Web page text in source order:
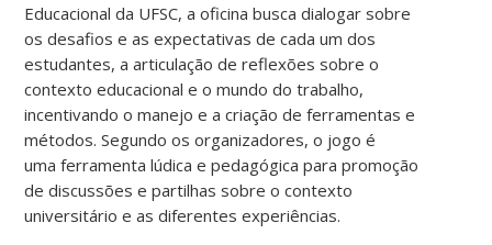
Educacional da UFSC, a oficina busca dialogar sobre
os desafios e as expectativas de cada um dos
estudantes, a articulação de reflexões sobre o
contexto educacional e o mundo do trabalho,
incentivando o manejo e a criação de ferramentas e
métodos. Segundo os organizadores, o jogo é
uma ferramenta lúdica e pedagógica para promoção
de discussões e partilhas sobre o contexto
universitário e as diferentes experiências.